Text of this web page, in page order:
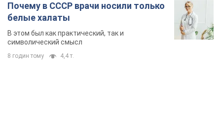
Почему в СССР врачи носили только
белые халаты
В этом был как практический, так и
символический смысл
8 годин тому 4,4 т.